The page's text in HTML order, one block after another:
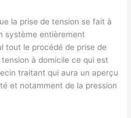
la prise de tension se fait à
système entièrement
tout le procédé de prise de
à domicile ce qui est
traitant qui aura un aperçu
et notamment de la pression